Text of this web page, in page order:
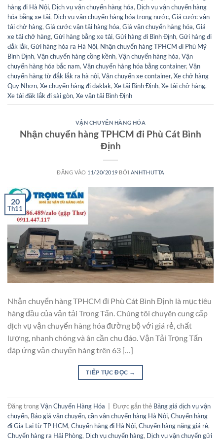
hàng đi Hà Nội, Dịch vụ vận chuyển hàng hóa, Dịch vụ vận chuyển hàng
hóa bằng xe tải, Dịch vụ vận chuyển hàng hóa trong nước, Giá cước vận
tải chở hàng, Giá cước vận tải hàng hóa, Giá vận chuyển hàng hóa, Giá
xe tải chở hàng, Gửi hàng bằng xe tải, Gửi hàng đi Bình Định, Gửi hàng đi
đắk lắk, Gửi hàng hóa ra Hà Nội, Nhận chuyển hàng TPHCM đi Phù Mỹ
Bình Định, Vận chuyển hàng cồng kềnh, Vận chuyển hàng hóa, Vận
chuyển hàng hóa bắc nam, Vận chuyển hàng hóa bằng container, Vận
chuyển hàng từ đắk lắk ra hà nội, Vận chuyển xe container, Xe chở hàng
Quy Nhơn, Xe chuyển hàng đi daklak, Xe tải Bình Định, Xe tải chở hàng,
Xe tải đăk lắk đi sài gòn, Xe vận tải Bình Định
VẬN CHUYỂN HÀNG HÓA
Nhận chuyển hàng TPHCM đi Phù Cát Bình
Định
ĐĂNG VÀO 11/20/2019 BỞI ANHTHUTTA
20
Th11
Nhận chuyển hàng TPHCM đi Phù Cát Bình Định là mục tiêu
hàng đầu của vận tải Trọng Tấn. Chúng tôi chuyên cung cấp
dịch vụ vận chuyển hàng hóa đường bộ với giá rẻ, chất
lượng, nhanh chóng và ân cần chu đáo. Vận Tải Trọng Tấn
đáp ứng vận chuyển hàng trên 63 […]
TIẾP TỤC ĐỌC →
Đăng trongVận Chuyển Hàng Hóa Được gắn thẻ Bảng giá dịch vụ vận
chuyển, Báo giá vận chuyển, cần vận chuyển hàng Hà Nội, Chuyển hàng
đi Gia Lai từ TP HCM, Chuyển hàng đi Hà Nội, Chuyển hàng nặng giá rẻ,
Chuyển hàng ra Hải Phòng, Dịch vụ chuyển hàng, Dịch vụ vận chuyển gửi